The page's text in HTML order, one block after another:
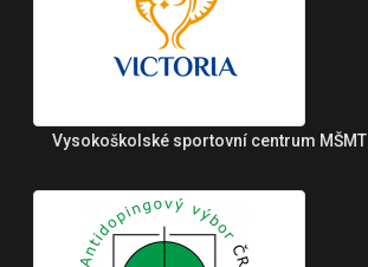
Vysokoškolské sportovní centrum MŠMT